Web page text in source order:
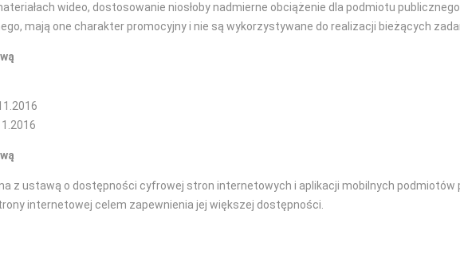
wideo, dostosowanie niosłoby nadmierne obciążenie dla podmiotu publicznego.
mają one charakter promocyjny i nie są wykorzystywane do realizacji bieżących
z ustawą o dostępności cyfrowej stron internetowych i aplikacji mobilnych podmiotów
internetowej celem zapewnienia jej większej dostępności.